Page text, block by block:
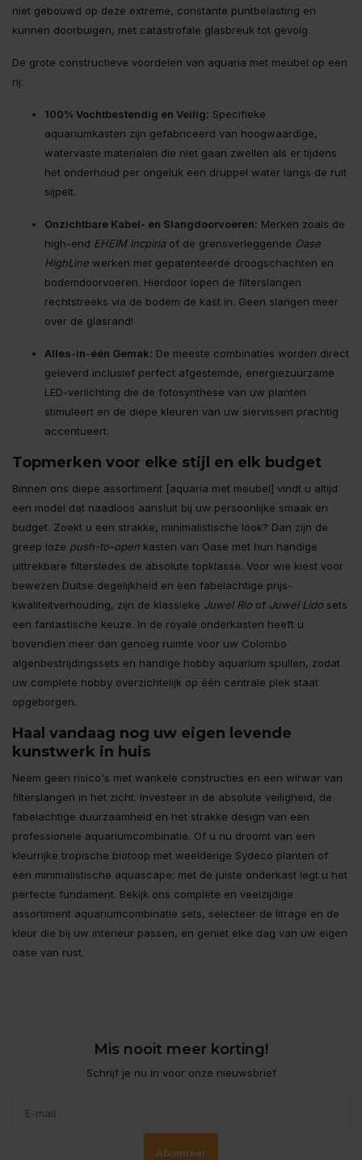
niet gebouwd op deze extreme, constante puntbelasting en
kunnen doorbuigen, met catastrofale glasbreuk tot gevolg.
De grote constructieve voordelen van aquaria met meubel op een
rij:
100% Vochtbestendig en Veilig: Specifieke
aquariumkasten zijn gefabriceerd van hoogwaardige,
watervaste materialen die niet gaan zwellen als er tijdens
het onderhoud per ongeluk een druppel water langs de ruit
sijpelt.
Onzichtbare Kabel- en Slangdoorvoeren: Merken zoals de
high-end EHEIM incpiriaof de grensverleggende Oase
HighLine werken met gepatenteerde droogschachten en
bodemdoorvoeren. Hierdoor lopen de filterslangen
rechtstreeks via de bodem de kast in. Geen slangen meer
over de glasrand!
Alles-in-één Gemak: De meeste combinaties worden direct
geleverd inclusief perfect afgestemde, energiezuurzame
LED-verlichting die de fotosynthese van uw planten
stimuleert en de diepe kleuren van uw siervissen prachtig
accentueert.
Topmerken voor elke stijl en elk budget
Binnen ons diepe assortiment [aquaria met meubel] vindt u altijd
een model dat naadloos aansluit bij uw persoonlijke smaak en
budget. Zoekt u een strakke, minimalistische look? Dan zijn de
greep loze push-to-open kasten van Oase met hun handige
uittrekbare filtersledes de absolute topklasse. Voor wie kiest voor
bewezen Duitse degelijkheid en een fabelachtige prijs-
kwaliteitverhouding, zijn de klassieke Juwel Rio of Juwel Lido sets
een fantastische keuze. In de royale onderkasten heeft u
bovendien meer dan genoeg ruimte voor uw Colombo
algenbestrijdingssets en handige hobby aquarium spullen, zodat
uw complete hobby overzichtelijk op één centrale plek staat
opgeborgen.
Haal vandaag nog uw eigen levende
kunstwerk in huis
Neem geen risico's met wankele constructies en een wirwar van
filterslangen in het zicht. Investeer in de absolute veiligheid, de
fabelachtige duurzaamheid en het strakke design van een
professionele aquariumcombinatie. Of u nu droomt van een
kleurrijke tropische biotoop met weelderige Sydeco planten of
een minimalistische aquascape; met de juiste onderkast legt u het
perfecte fundament. Bekijk ons complete en veelzijdige
assortiment aquariumcombinatie sets, selecteer de litrage en de
kleur die bij uw interieur passen, en geniet elke dag van uw eigen
oase van rust.
Mis nooit meer korting!
Schrijf je nu in voor onze nieuwsbrief
Abonneer